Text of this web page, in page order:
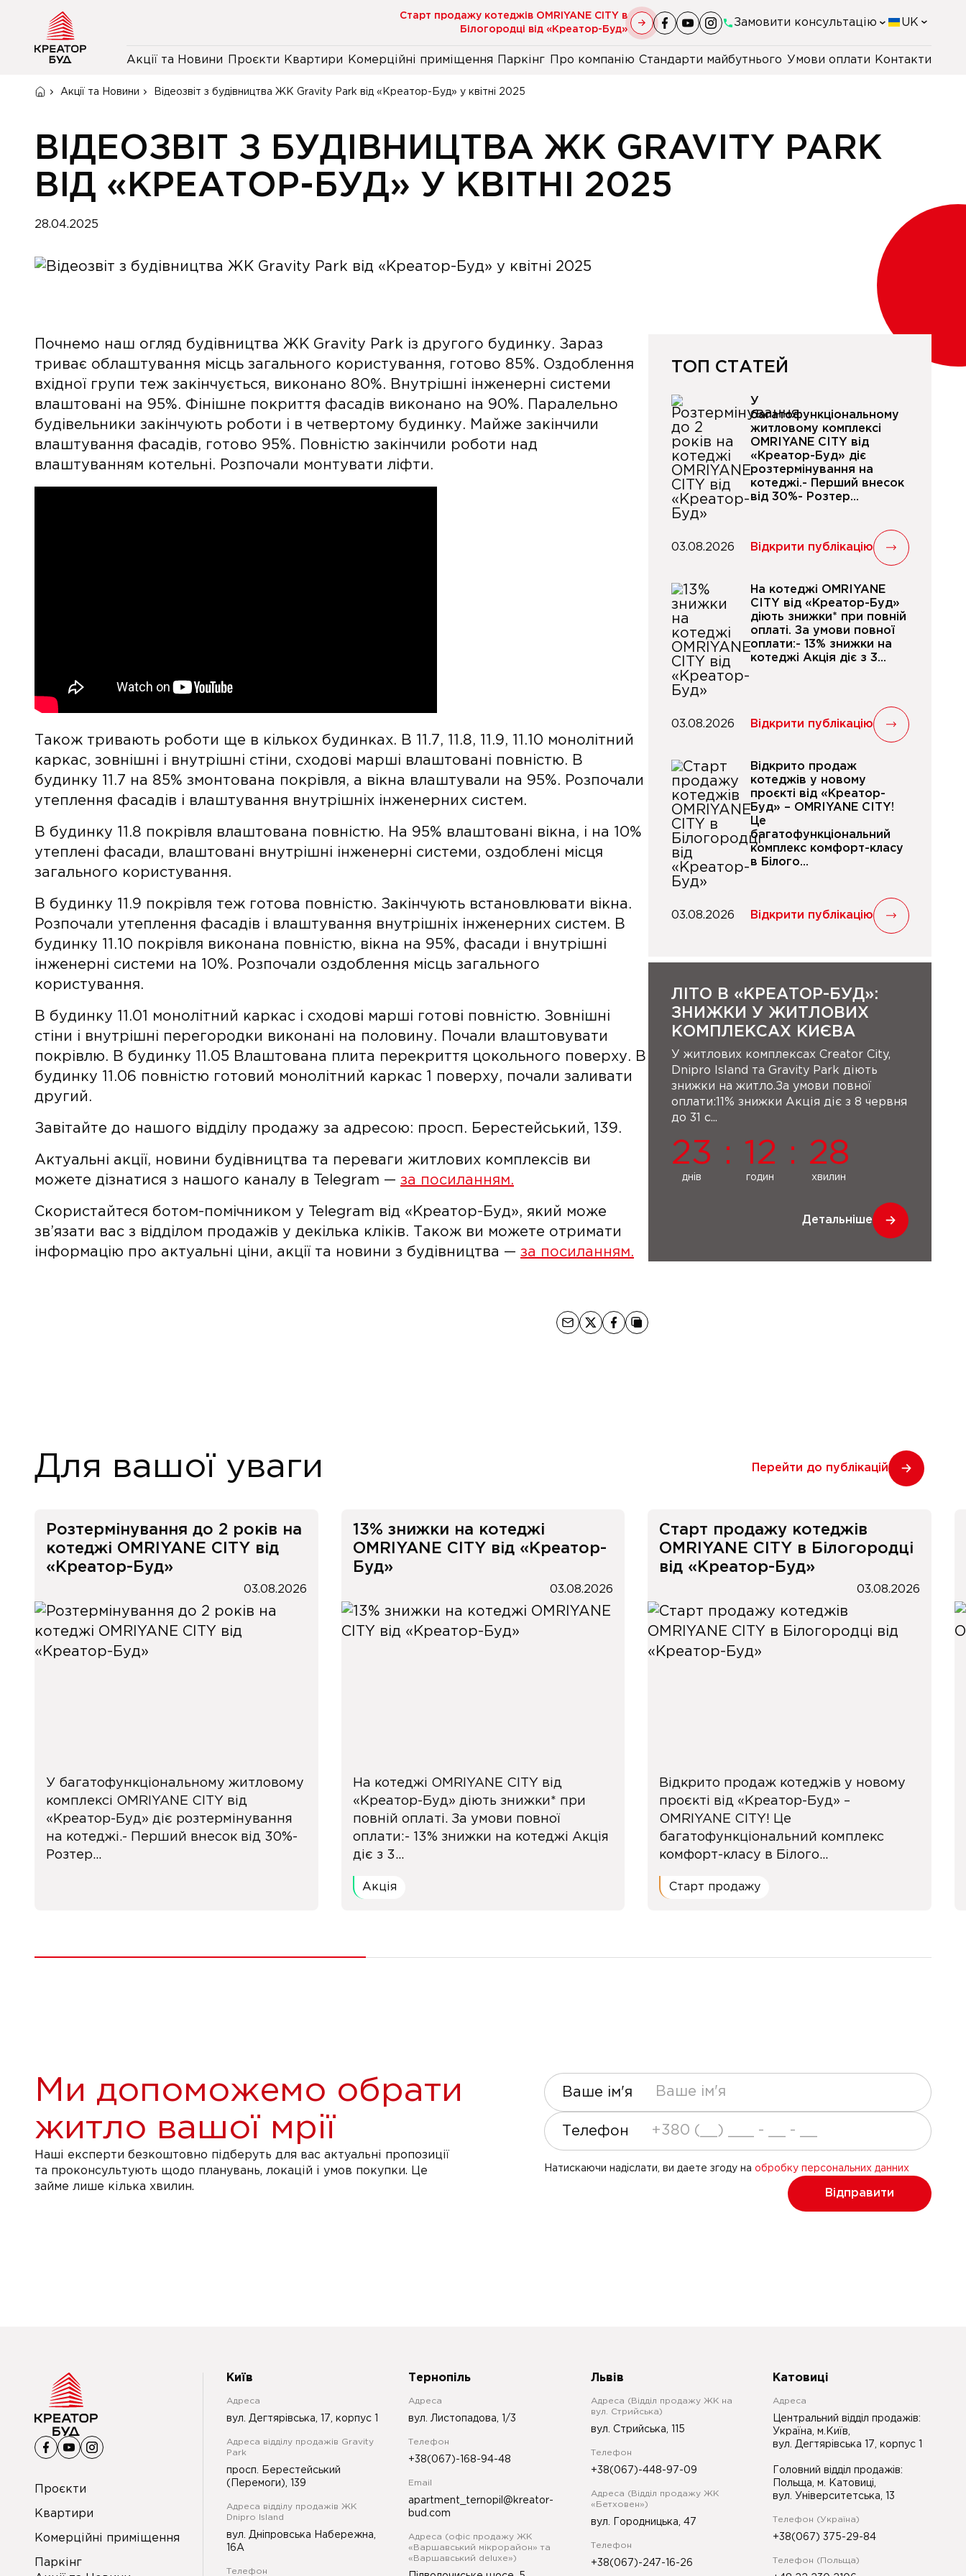
Старт продажу котеджів OMRIYANE CITY в
Білогородці від «Креатор-Буд»
Замовити консультацію UK
Акції та Новини Проєкти Квартири Комерційні приміщення Паркінг Про компанію Стандарти майбутнього Умови оплати Контакти
Акції та Новини Відеозвіт з будівництва ЖК Gravity Park від «Креатор-Буд» у квітні 2025
ВІДЕОЗВІТ З БУДІВНИЦТВА ЖК GRAVITY PARK
ВІД «КРЕАТОР-БУД» У КВІТНІ 2025
28.04.2025
Почнемо наш огляд будівництва ЖК Gravity Park із другого будинку. Зараз
триває облаштування місць загального користування, готово 85%. Оздоблення
вхідної групи теж закінчується, виконано 80%. Внутрішні інженерні системи
влаштовані на 95%. Фінішне покриття фасадів виконано на 90%. Паралельно
будівельники закінчують роботи і в четвертому будинку. Майже закінчили
влаштування фасадів, готово 95%. Повністю закінчили роботи над
влаштуванням котельні. Розпочали монтувати ліфти.
Також тривають роботи ще в кількох будинках. В 11.7, 11.8, 11.9, 11.10 монолітний
каркас, зовнішні і внутрішні стіни, сходові марші влаштовані повністю. В
будинку 11.7 на 85% змонтована покрівля, а вікна влаштували на 95%. Розпочали
утеплення фасадів і влаштування внутрішніх інженерних систем.
В будинку 11.8 покрівля влаштована повністю. На 95% влаштовані вікна, і на 10%
утеплені фасади, влаштовані внутрішні інженерні системи, оздоблені місця
загального користування.
В будинку 11.9 покрівля теж готова повністю. Закінчують встановлювати вікна.
Розпочали утеплення фасадів і влаштування внутрішніх інженерних систем. В
будинку 11.10 покрівля виконана повністю, вікна на 95%, фасади і внутрішні
інженерні системи на 10%. Розпочали оздоблення місць загального
користування.
В будинку 11.01 монолітний каркас і сходові марші готові повністю. Зовнішні
стіни і внутрішні перегородки виконані на половину. Почали влаштовувати
покрівлю. В будинку 11.05 Влаштована плита перекриття цокольного поверху. В
будинку 11.06 повністю готовий монолітний каркас 1 поверху, почали заливати
другий.
Завітайте до нашого відділу продажу за адресою: просп. Берестейський, 139.
Актуальні акції, новини будівництва та переваги житлових комплексів ви
можете дізнатися з нашого каналу в Telegram — за посиланням.
Скористайтеся ботом-помічником у Telegram від «Креатор-Буд», який може
зв’язати вас з відділом продажів у декілька кліків. Також ви можете отримати
інформацію про актуальні ціни, акції та новини з будівництва — за посиланням.
ТОП СТАТЕЙ
У
багатофункціональному
житловому комплексі
OMRIYANE CITY від
«Креатор-Буд» діє
розтермінування на
котеджі.- Перший внесок
від 30%- Розтер...
03.08.2026 Відкрити публікацію
На котеджі OMRIYANE
CITY від «Креатор-Буд»
діють знижки* при повній
оплаті. За умови повної
оплати:- 13% знижки на
котеджі Акція діє з 3...
03.08.2026 Відкрити публікацію
Відкрито продаж
котеджів у новому
проєкті від «Креатор-
Буд» – OMRIYANE CITY!
Це
багатофункціональний
комплекс комфорт-класу
в Білого...
03.08.2026 Відкрити публікацію
ЛІТО В «КРЕАТОР-БУД»:
ЗНИЖКИ У ЖИТЛОВИХ
КОМПЛЕКСАХ КИЄВА
У житлових комплексах Creator City,
Dnipro Island та Gravity Park діють
знижки на житло.За умови повної
оплати:11% знижки Акція діє з 8 червня
до 31 с...
23
днів
: 12
годин
: 28
хвилин
Детальніше
Для вашої уваги Перейти до публікацій
Розтермінування до 2 років на
котеджі OMRIYANE CITY від
«Креатор-Буд»
03.08.2026
У багатофункціональному житловому
комплексі OMRIYANE CITY від
«Креатор-Буд» діє розтермінування
на котеджі.- Перший внесок від 30%-
Розтер...
13% знижки на котеджі
OMRIYANE CITY від «Креатор-
Буд»
03.08.2026
На котеджі OMRIYANE CITY від
«Креатор-Буд» діють знижки* при
повній оплаті. За умови повної
оплати:- 13% знижки на котеджі Акція
діє з 3...
Акція
Старт продажу котеджів
OMRIYANE CITY в Білогородці
від «Креатор-Буд»
03.08.2026
Відкрито продаж котеджів у новому
проєкті від «Креатор-Буд» –
OMRIYANE CITY! Це
багатофункціональний комплекс
комфорт-класу в Білого...
Старт продажу
Ми допоможемо обрати
житло вашої мрії
Наші експерти безкоштовно підберуть для вас актуальні пропозиції
та проконсультують щодо планувань, локацій і умов покупки. Це
займе лише кілька хвилин.
Ваше ім'я
Телефон
Натискаючи надіслати, ви даете згоду на обробку персональних данних
Відправити
Проєкти
Квартири
Комерційні приміщення
Паркінг
Київ
Адреса
вул. Дегтярівська, 17, корпус 1
Адреса відділу продажів Gravity
Park
просп. Берестейський
(Перемоги), 139
Адреса відділу продажів ЖК
Dnipro Island
вул. Дніпровська Набережна,
16А
Телефон
Тернопіль
Адреса
вул. Листопадова, 1/3
Телефон
+38(067)-168-94-48
Email
apartment_ternopil@kreator-
bud.com
Адреса (офіс продажу ЖК
«Варшавський мікрорайон» та
«Варшавський deluxe»)
Львів
Адреса (Відділ продажу ЖК на
вул. Стрийська)
вул. Стрийська, 115
Телефон
+38(067)-448-97-09
Адреса (Відділ продажу ЖК
«Бетховен»)
вул. Городницька, 47
Телефон
+38(067)-247-16-26
Катовиці
Адреса
Центральний відділ продажів:
Україна, м.Київ,
вул. Дегтярівська 17, корпус 1
Головний відділ продажів:
Польща, м. Катовиці,
вул. Університетська, 13
Телефон (Україна)
+38(067) 375-29-84
Телефон (Польща)